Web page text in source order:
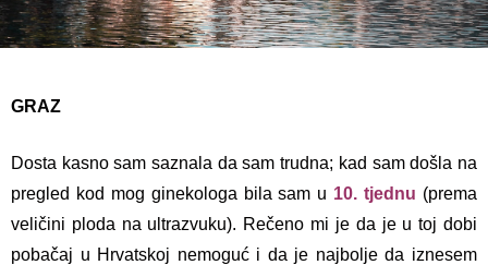
GRAZ
Dosta kasno sam saznala da sam trudna; kad sam došla na
pregled kod mog ginekologa bila sam u 10. tjednu (prema
veličini ploda na ultrazvuku). Rečeno mi je da je u toj dobi
pobačaj u Hrvatskoj nemoguć i da je najbolje da iznesem